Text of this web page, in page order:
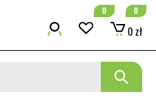
0
0 zł
0